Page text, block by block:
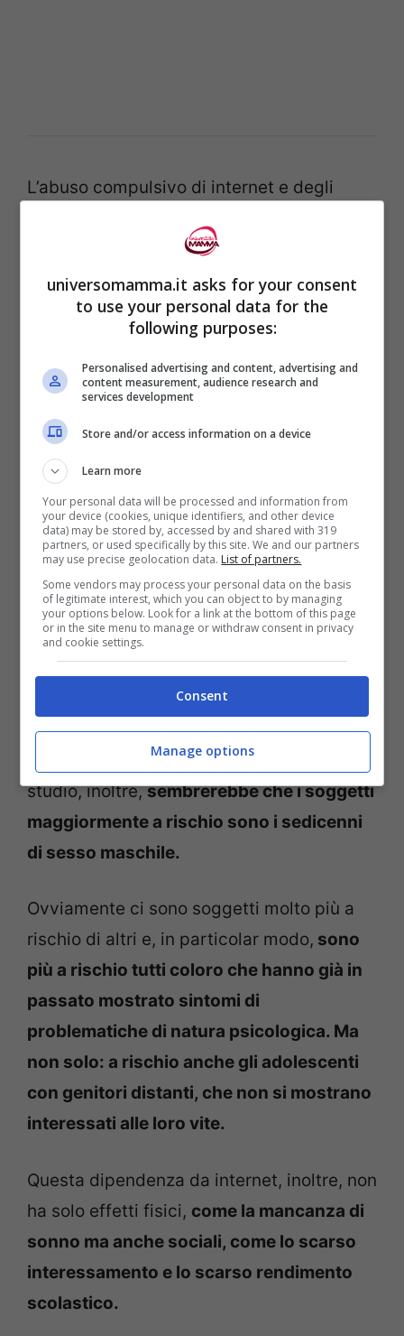
L’abuso compulsivo di internet e degli
può causare una sorta di dipendenza e
condurre verso la depressione, è questo il
punto di partenza dei ricercatori
Le chiusure imposte dal coronavirus
hanno fatto aumentare il senso di
solitudine tra gli adolescenti. Molti ragazzi
continuano a rivolgersi a internet per
cercare un senso di appartenenza. Ma se
arrivano a ricorrervi compulsivamente il
loro disagio cresce sfociando, a volte,
appunto nella depressione“, ha affermato
Katariina Salmela-Aro, docente di
psicologia dell’educazione all’Università di
Helsinki e responsabile di questo studio.
Secondo le statistiche alla base dello
studio, inoltre,sembrerebbe che i soggetti
maggiormente a rischio sono i sedicenni
di sesso maschile.
Ovviamente ci sono soggetti molto più a
rischio di altri e, in particolar modo, sono
più a rischio tutti coloro che hanno già in
passato mostrato sintomi di
problematiche di natura psicologica. Ma
non solo: a rischio anche gli adolescenti
con genitori distanti, che non si mostrano
interessati alle loro vite.
Questa dipendenza da internet, inoltre, non
ha solo effetti fisici, come la mancanza di
sonno ma anche sociali, come lo scarso
interessamento e lo scarso rendimento
scolastico.
universomamma.it asks for your consent
to use your personal data for the
following purposes:
Personalised advertising and content, advertising and
content measurement, audience research and
services development
Store and/or access information on a device
Learn more
Your personal data will be processed and information from
your device (cookies, unique identifiers, and other device
data) may be stored by, accessed by and shared with 319
partners, or used specifically by this site. We and our partners
may use precise geolocation data. List of partners.
Some vendors may process your personal data on the basis
of legitimate interest, which you can object to by managing
your options below. Look for a link at the bottom of this page
or in the site menu to manage or withdraw consent in privacy
and cookie settings.
Consent
Manage options